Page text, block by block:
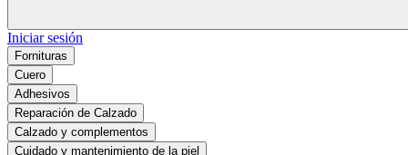
Iniciar sesión
Fornituras
Cuero
Adhesivos
Reparación de Calzado
Calzado y complementos
Cuidado y mantenimiento de la piel